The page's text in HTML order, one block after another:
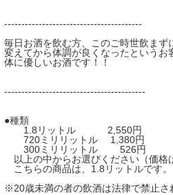
----------------------------------------
毎日お酒を飲む方、このご時世飲ま
変えてから体調が良くなったというお
体に優しいお酒です！！
-----------------------------------------
●種類
1.8リットル 2,550円
720ミリリットル 1,380円
300ミリリットル 526円
以上の中からお選びください（価格
こちらの商品は、1.8リットルです。
※20歳未満の者の飲酒は法律で禁止さ